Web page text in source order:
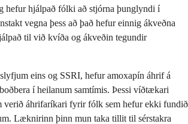
hefur hjálpað fólki að stjórna þunglyndi í
vegna þess að það hefur einnig ákveðna
til við kvíða og ákveðin tegundir
eins og SSRI, hefur amoxapín áhrif á
í heilanum samtímis. Þessi víðtækari
verið áhrifaríkari fyrir fólk sem hefur ekki fundið
Læknirinn þinn mun taka tillit til sérstakra